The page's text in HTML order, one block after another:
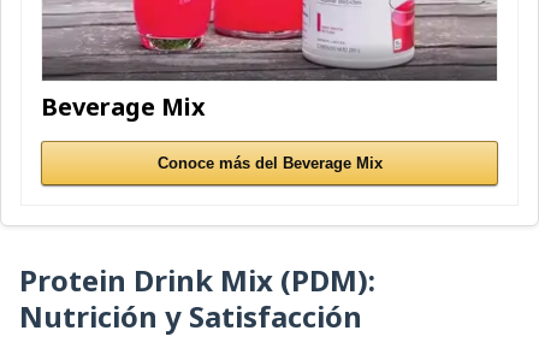
Beverage Mix
Conoce más del Beverage Mix
Protein Drink Mix (PDM):
Nutrición y Satisfacción